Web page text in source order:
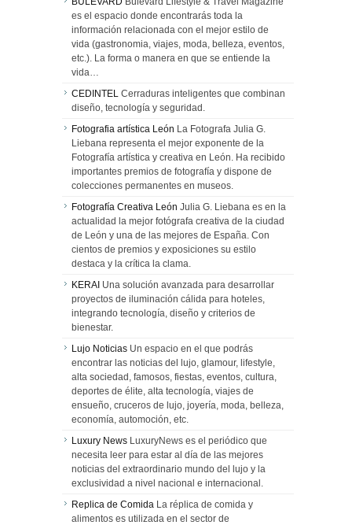
es el espacio donde encontrarás toda la
información relacionada con el mejor estilo de
vida (gastronomia, viajes, moda, belleza, eventos,
etc.). La forma o manera en que se entiende la
vida…
CEDINTEL Cerraduras inteligentes que combinan
diseño, tecnología y seguridad.
Fotografia artística León La Fotografa Julia G.
Liebana representa el mejor exponente de la
Fotografía artística y creativa en León. Ha recibido
importantes premios de fotografía y dispone de
colecciones permanentes en museos.
Fotografía Creativa León Julia G. Liebana es en la
actualidad la mejor fotógrafa creativa de la ciudad
de León y una de las mejores de España. Con
cientos de premios y exposiciones su estilo
destaca y la crítica la clama.
KERAI Una solución avanzada para desarrollar
proyectos de iluminación cálida para hoteles,
integrando tecnología, diseño y criterios de
bienestar.
Lujo Noticias Un espacio en el que podrás
encontrar las noticias del lujo, glamour, lifestyle,
alta sociedad, famosos, fiestas, eventos, cultura,
deportes de élite, alta tecnología, viajes de
ensueño, cruceros de lujo, joyería, moda, belleza,
economía, automoción, etc.
Luxury News LuxuryNews es el periódico que
necesita leer para estar al día de las mejores
noticias del extraordinario mundo del lujo y la
exclusividad a nivel nacional e internacional.
Replica de Comida La réplica de comida y
alimentos es utilizada en el sector de